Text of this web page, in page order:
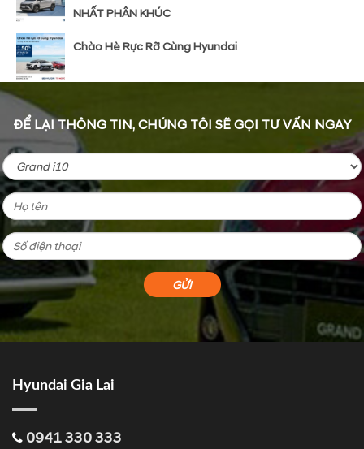
NHẤT PHÂN KHÚC
Chào Hè Rực Rỡ Cùng Hyundai
ĐỂ LẠI THÔNG TIN, CHÚNG TÔI SẼ GỌI TƯ VẤN NGAY
Hyundai Gia Lai
0941 330 333